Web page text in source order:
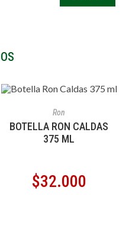
Ron
BOTELLA RON CALDAS
375 ML
$32.000